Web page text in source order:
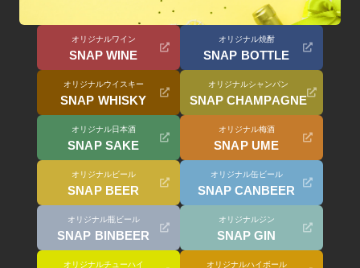
オリジナルワイン
SNAP WINE
オリジナル焼酎
SNAP BOTTLE
オリジナルウイスキー
SNAP WHISKY
オリジナルシャンパン
SNAP CHAMPAGNE
オリジナル日本酒
SNAP SAKE
オリジナル梅酒
SNAP UME
オリジナルビール
SNAP BEER
オリジナル缶ビール
SNAP CANBEER
オリジナル瓶ビール
SNAP BINBEER
オリジナルジン
SNAP GIN
オリジナルチューハイ オリジナルハイボール